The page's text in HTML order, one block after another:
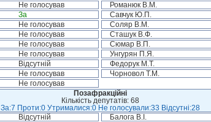
Не голосував Романюк В.М.
За Савчук Ю.П.
Не голосував Соляр В.М.
Не голосував Сташук В.Ф.
Не голосував Сюмар В.П.
Не голосував Унгурян П.Я.
Відсутній Федорук М.Т.
Не голосував Чорновол Т.М.
Не голосував
Позафракційні
Кількість депутатів: 68
За:7 Проти:0 Утрималися:0 Не голосували:33 Відсутні:28
Відсутній Балога В.І.